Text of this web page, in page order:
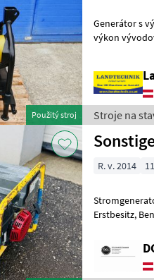
Použitý stroj
Generátor s
výkon vývodového
Stroje na
R. v. 2014
Stromgenerator Wacker
Erstbesitz, Benzin, 1.108 Stunden, 8.5 KVA. Preis: € 480, - inkl. Mwst.